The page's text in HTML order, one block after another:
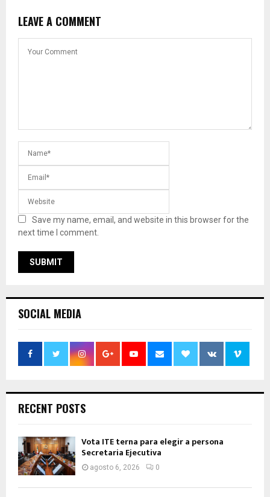
LEAVE A COMMENT
Save my name, email, and website in this browser for the
next time I comment.
SOCIAL MEDIA
RECENT POSTS
Vota ITE terna para elegir a persona
Secretaria Ejecutiva
agosto 6, 2026 0